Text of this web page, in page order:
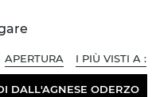
APERTURA I PIÙ VISTI A :
DALL'AGNESE ODERZO